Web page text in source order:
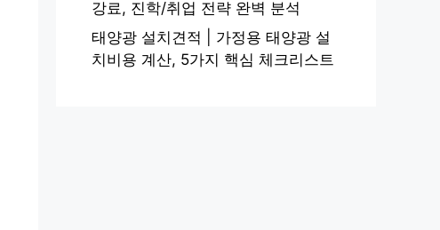
강료, 진학/취업 전략 완벽 분석
태양광 설치견적 | 가정용 태양광 설
치비용 계산, 5가지 핵심 체크리스트